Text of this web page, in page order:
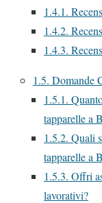
1.4.1.
1.4.2.
1.4.3.
1.5. Domande
1.5.1.
tapparelle a
1.5.2. Quali
tapparelle a
1.5.3. Offri
lavorativi?